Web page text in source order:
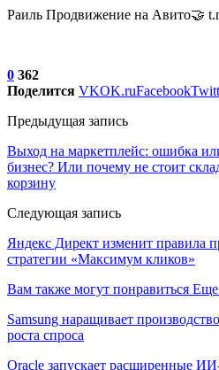
Раиль Продвижение на Авито🤝
0 362
Поделится VKOK.ruFacebook
Предыдущая запись
Выход на маркетплейс: ошибка
бизнес? Или почему не стоит
корзину
Следующая запись
Яндекс Директ изменит правила
стратегии «Максимум кликов»
Вам также могут понравиться Еще
Samsung наращивает
роста спроса
Oracle запускает расширенные